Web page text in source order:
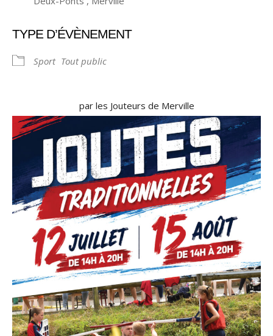
TYPE D’ÉVÈNEMENT
Sport Tout public
par les Jouteurs de Merville